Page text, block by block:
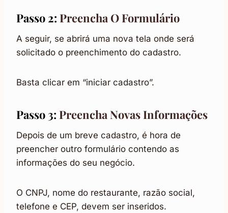
Passo 2: Preencha O Formulário
A seguir, se abrirá uma nova tela onde será
solicitado o preenchimento do cadastro.
Basta clicar em “iniciar cadastro”.
Passo 3: Preencha Novas Informações
Depois de um breve cadastro, é hora de
preencher outro formulário contendo as
informações do seu negócio.
O CNPJ, nome do restaurante, razão social,
telefone e CEP, devem ser inseridos.